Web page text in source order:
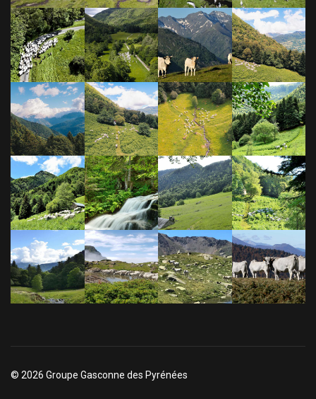
© 2026 Groupe Gasconne des Pyrénées